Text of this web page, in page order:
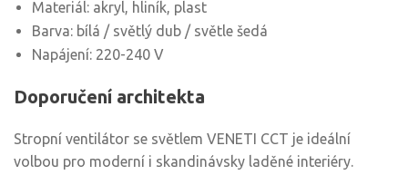
Materiál: akryl, hliník, plast
Barva: bílá / světlý dub / světle šedá
Napájení: 220-240 V
Doporučení architekta
Stropní ventilátor se světlem VENETI CCT je ideální
volbou pro moderní i skandinávsky laděné interiéry.